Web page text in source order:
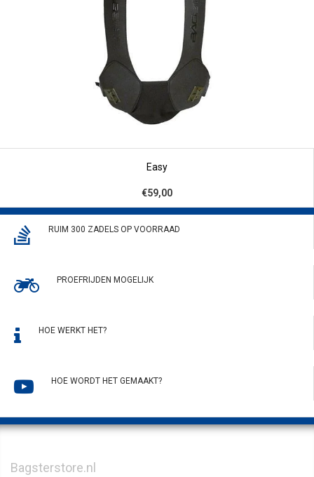
Easy
€59,00
RUIM 300 ZADELS OP VOORRAAD
PROEFRIJDEN MOGELIJK
HOE WERKT HET?
HOE WORDT HET GEMAAKT?
Bagsterstore.nl